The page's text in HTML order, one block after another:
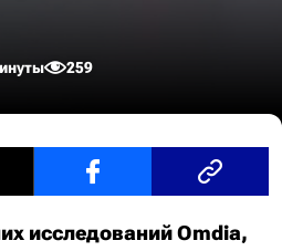
259
исследований Omdia,